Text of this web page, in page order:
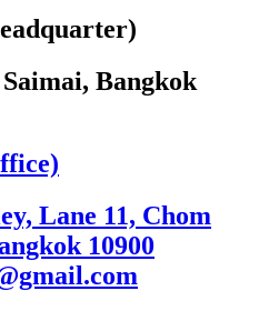
Bangkok
Lane 11, Chom
10900